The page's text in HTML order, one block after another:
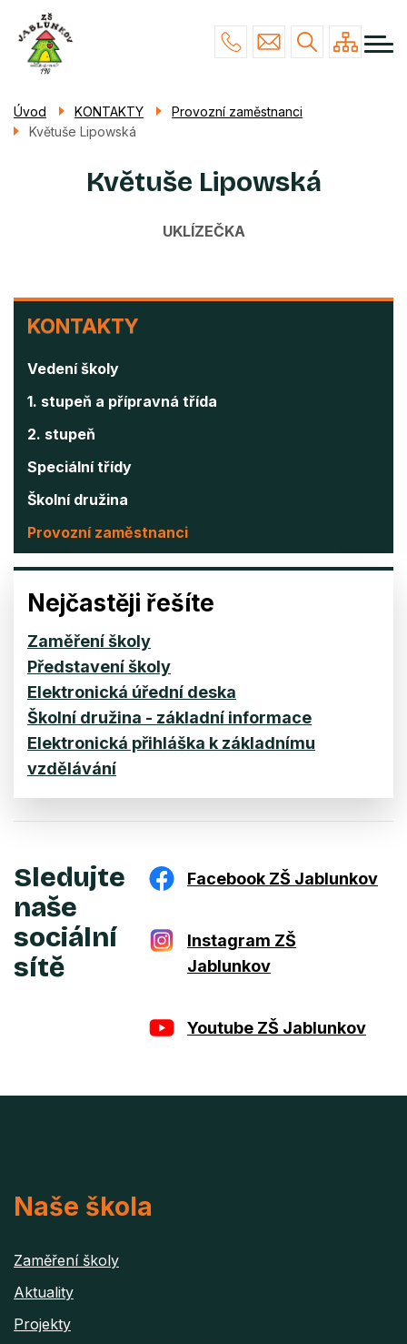
hlavnímu
obsahu
Menu
navigace
NAŠE ŠKOLA
STUDIUM
POVINNÉ INFO
KONTAKTY
KONTAKTY
KONTAKTY
Vedení školy
1. stupeň a přípravná třída
2. stupeň
Speciální třídy
Školní družina
Provozní zaměstnanci
Nejčastěji řešíte
Zaměření školy
Představení školy
Elektronická úřední deska
Školní družina - základní informace
Elektronická přihláška k základnímu
vzdělávání
Úvod KONTAKTY
Provozní zaměstnanci
Květuše Lipowská
Květuše Lipowská
UKLÍZEČKA
Sledujte
naše
sociální
sítě
Facebook ZŠ Jablunkov
Instagram ZŠ
Jablunkov
Youtube ZŠ Jablunkov
Naše škola
Zaměření školy
Aktuality
Projekty